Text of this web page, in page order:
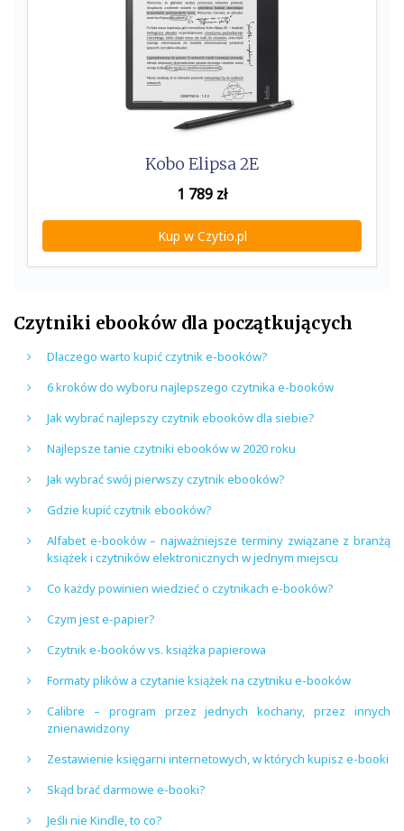
Kobo Elipsa 2E
1 789 zł
Kup w Czytio.pl
Czytniki ebooków dla początkujących
Dlaczego warto kupić czytnik e-booków?
6 kroków do wyboru najlepszego czytnika e-booków
Jak wybrać najlepszy czytnik ebooków dla siebie?
Najlepsze tanie czytniki ebooków w 2020 roku
Jak wybrać swój pierwszy czytnik ebooków?
Gdzie kupić czytnik ebooków?
Alfabet e-booków – najważniejsze terminy związane z branżą
książek i czytników elektronicznych w jednym miejscu
Co każdy powinien wiedzieć o czytnikach e-booków?
Czym jest e-papier?
Czytnik e-booków vs. książka papierowa
Formaty plików a czytanie książek na czytniku e-booków
Calibre – program przez jednych kochany, przez innych
znienawidzony
Zestawienie księgarni internetowych, w których kupisz e-booki
Skąd brać darmowe e-booki?
Jeśli nie Kindle, to co?